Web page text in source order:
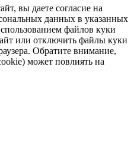
вы даете согласие на
данных в указанных
файлов куки
или отключить файлы куки
Обратите внимание,
может повлиять на